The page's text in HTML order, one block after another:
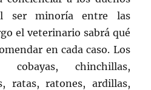
ser minoría entre las
el veterinario sabrá qué
en cada caso. Los
cobayas, chinchillas,
ratas, ratones, ardillas,